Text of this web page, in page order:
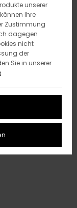
unserer
Ihre
Zustimmung
dagegen
nicht
der
Sie in unserer